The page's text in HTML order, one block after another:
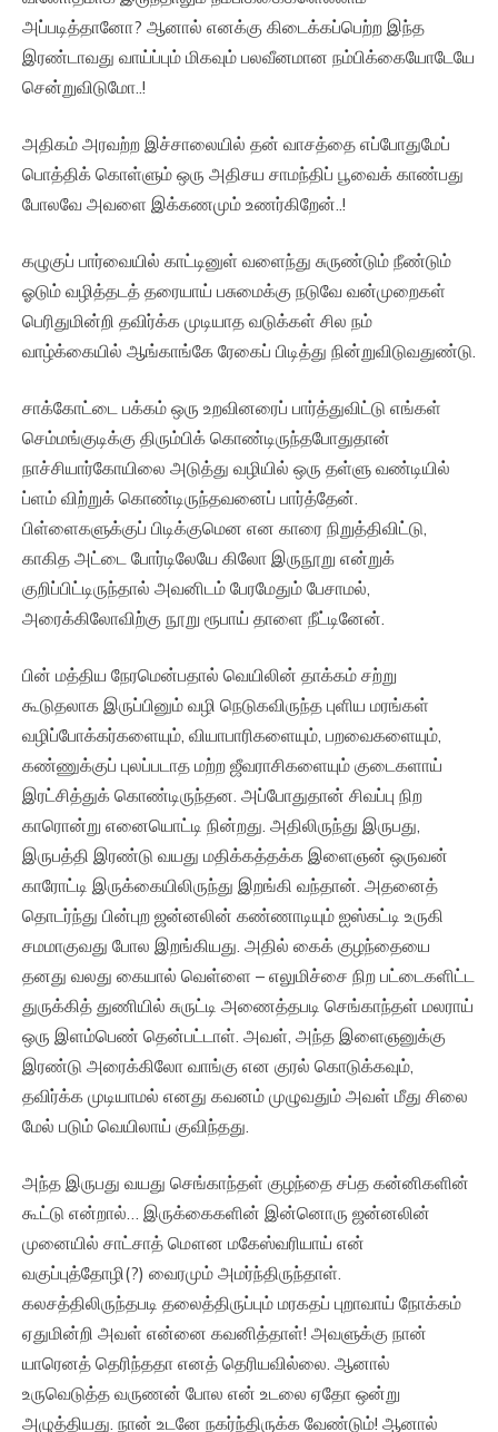
அப்படித்தானோ? ஆனால் எனக்கு கிடைக்கப்பெற்ற இந்த
இரண்டாவது வாய்ப்பும் மிகவும் பலவீனமான நம்பிக்கையோடேயே
சென்றுவிடுமோ..!
அதிகம் அரவற்ற இச்சாலையில் தன் வாசத்தை எப்போதுமேப்
பொத்திக் கொள்ளும் ஒரு அதிசய சாமந்திப் பூவைக் காண்பது
போலவே அவளை இக்கணமும் உணர்கிறேன்..!
கழுகுப் பார்வையில் காட்டினுள் வளைந்து சுருண்டும் நீண்டும்
ஓடும் வழித்தடத் தரையாய் பசுமைக்கு நடுவே வன்முறைகள்
பெரிதுமின்றி தவிர்க்க முடியாத வடுக்கள் சில நம்
வாழ்க்கையில் ஆங்காங்கே ரேகைப் பிடித்து நின்றுவிடுவதுண்டு.
சாக்கோட்டை பக்கம் ஒரு உறவினரைப் பார்த்துவிட்டு எங்கள்
செம்மங்குடிக்கு திரும்பிக் கொண்டிருந்தபோதுதான்
நாச்சியார்கோயிலை அடுத்து வழியில் ஒரு தள்ளு வண்டியில்
ப்ளம் விற்றுக் கொண்டிருந்தவனைப் பார்த்தேன்.
பிள்ளைகளுக்குப் பிடிக்குமென என காரை நிறுத்திவிட்டு,
காகித அட்டை போர்டிலேயே கிலோ இருநூறு என்றுக்
குறிப்பிட்டிருந்தால் அவனிடம் பேரமேதும் பேசாமல்,
அரைக்கிலோவிற்கு நூறு ரூபாய் தாளை நீட்டினேன்.
பின் மத்திய நேரமென்பதால் வெயிலின் தாக்கம் சற்று
கூடுதலாக இருப்பினும் வழி நெடுகவிருந்த புளிய மரங்கள்
வழிப்போக்கர்களையும், வியாபாரிகளையும், பறவைகளையும்,
கண்ணுக்குப் புலப்படாத மற்ற ஜீவராசிகளையும் குடைகளாய்
இரட்சித்துக் கொண்டிருந்தன. அப்போதுதான் சிவப்பு நிற
காரொன்று எனையொட்டி நின்றது. அதிலிருந்து இருபது,
இருபத்தி இரண்டு வயது மதிக்கத்தக்க இளைஞன் ஒருவன்
காரோட்டி இருக்கையிலிருந்து இறங்கி வந்தான். அதனைத்
தொடர்ந்து பின்புற ஜன்னலின் கண்ணாடியும் ஐஸ்கட்டி உருகி
சமமாகுவது போல இறங்கியது. அதில் கைக் குழந்தையை
தனது வலது கையால் வெள்ளை – எலுமிச்சை நிற பட்டைகளிட்ட
துருக்கித் துணியில் சுருட்டி அணைத்தபடி செங்காந்தள் மலராய்
ஒரு இளம்பெண் தென்பட்டாள். அவள், அந்த இளைஞனுக்கு
இரண்டு அரைக்கிலோ வாங்கு என குரல் கொடுக்கவும்,
தவிர்க்க முடியாமல் எனது கவனம் முழுவதும் அவள் மீது சிலை
மேல் படும் வெயிலாய் குவிந்தது.
அந்த இருபது வயது செங்காந்தள் குழந்தை சப்த கன்னிகளின்
கூட்டு என்றால்… இருக்கைகளின் இன்னொரு ஜன்னலின்
முனையில் சாட்சாத் மௌன மகேஸ்வரியாய் என்
வகுப்புத்தோழி(?) வைரமும் அமர்ந்திருந்தாள்.
கலசத்திலிருந்தபடி தலைத்திருப்பும் மரகதப் புறாவாய் நோக்கம்
ஏதுமின்றி அவள் என்னை கவனித்தாள்! அவளுக்கு நான்
யாரெனத் தெரிந்ததா எனத் தெரியவில்லை. ஆனால்
உருவெடுத்த வருணன் போல என் உடலை ஏதோ ஒன்று
அழுத்தியது. நான் உடனே நகர்ந்திருக்க வேண்டும்! ஆனால்